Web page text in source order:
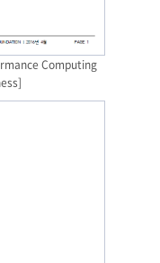
Computing